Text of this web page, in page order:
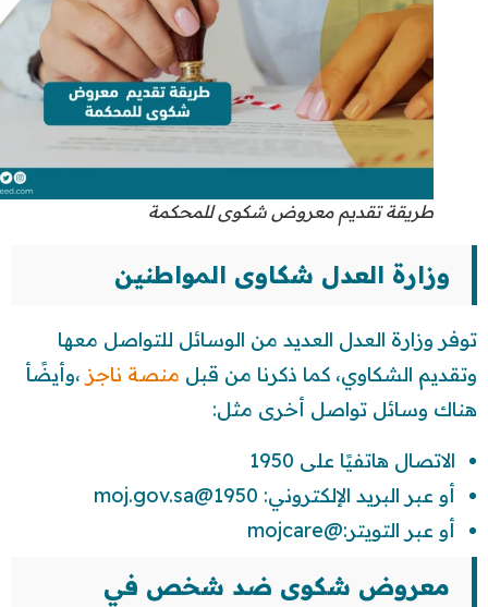
طريقة تقديم معروض شكوى للمحكمة
وزارة العدل شكاوى المواطنين
توفر وزارة العدل العديد من الوسائل للتواصل معها
وتقديم الشكاوي، كما ذكرنا من قبل منصة ناجز ،وأيضًأ
هناك وسائل تواصل أخرى مثل:
الاتصال هاتفيًا على 1950
أو عبر البريد الإلكتروني: 1950@moj.gov.sa
أو عبر التويتر:@mojcare
معروض شكوى ضد شخص في